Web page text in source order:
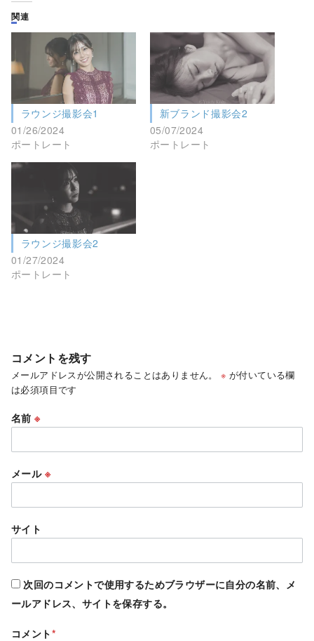
関連
ラウンジ撮影会1
01/26/2024
ポートレート
新ブランド撮影会2
05/07/2024
ポートレート
ラウンジ撮影会2
01/27/2024
ポートレート
コメントを残す
メールアドレスが公開されることはありません。 ※ が付いている欄
は必須項目です
名前※
メール ※
サイト
次回のコメントで使用するためブラウザーに自分の名前、メ
ールアドレス、サイトを保存する。
コメント*